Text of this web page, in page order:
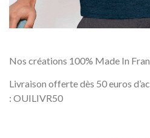
Nos créations 100% Made In
Livraison offerte dès 50 euros
: OUILIVR50